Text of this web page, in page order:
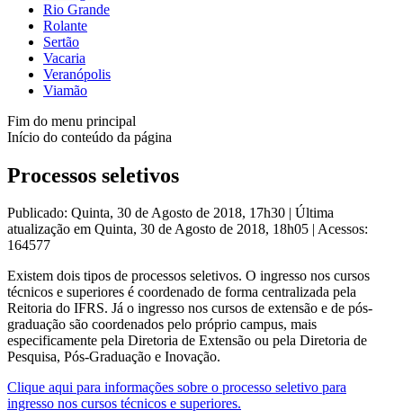
Rio Grande
Rolante
Sertão
Vacaria
Veranópolis
Viamão
Fim do menu principal
Início do conteúdo da página
Processos seletivos
Publicado: Quinta, 30 de Agosto de 2018, 17h30 | Última
atualização em Quinta, 30 de Agosto de 2018, 18h05 | Acessos:
164577
Existem dois tipos de processos seletivos. O ingresso nos cursos
técnicos e superiores é coordenado de forma centralizada pela
Reitoria do IFRS. Já o ingresso nos cursos de extensão e de pós-
graduação são coordenados pelo próprio campus, mais
especificamente pela Diretoria de Extensão ou pela Diretoria de
Pesquisa, Pós-Graduação e Inovação.
Clique aqui para informações sobre o processo seletivo para
ingresso nos cursos técnicos e superiores.